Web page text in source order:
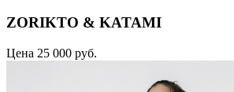
ZORIKTO & KATAMI
Цена 25 000 руб.